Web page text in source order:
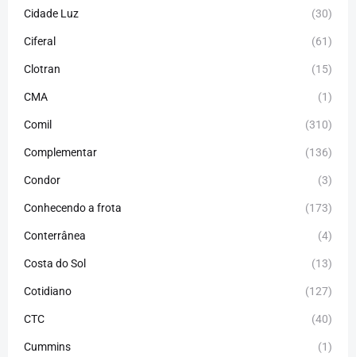
Cidade Luz (30)
Ciferal (61)
Clotran (15)
CMA (1)
Comil (310)
Complementar (136)
Condor (3)
Conhecendo a frota (173)
Conterrânea (4)
Costa do Sol (13)
Cotidiano (127)
CTC (40)
Cummins (1)